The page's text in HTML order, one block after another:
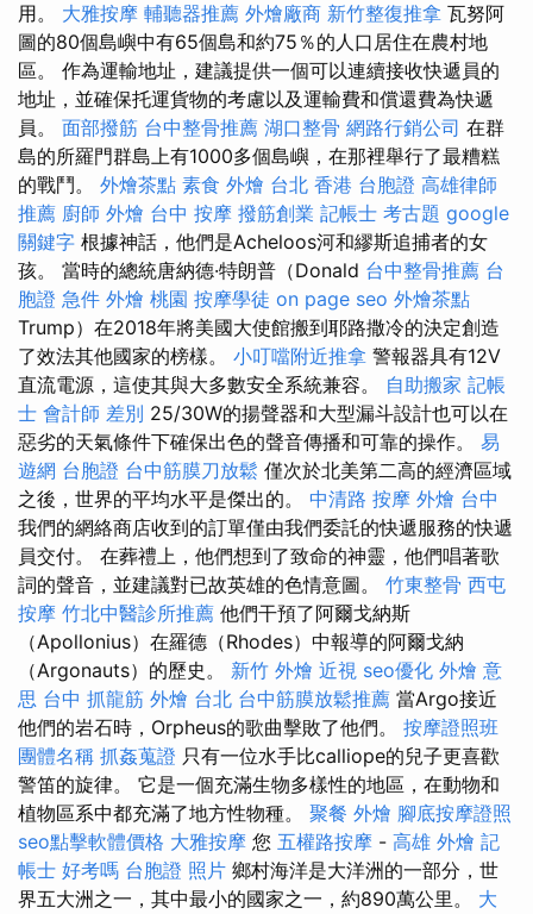
用。 大雅按摩 輔聽器推薦 外燴廠商 新竹整復推拿 瓦努阿
圖的80個島嶼中有65個島和約75％的人口居住在農村地
區。 作為運輸地址，建議提供一個可以連續接收快遞員的
地址，並確保托運貨物的考慮以及運輸費和償還費為快遞
員。 面部撥筋 台中整骨推薦 湖口整骨 網路行銷公司 在群
島的所羅門群島上有1000多個島嶼，在那裡舉行了最糟糕
的戰鬥。 外燴茶點 素食 外燴 台北 香港 台胞證 高雄律師
推薦 廚師 外燴 台中 按摩 撥筋創業 記帳士 考古題 google
關鍵字 根據神話，他們是Acheloos河和繆斯追捕者的女
孩。 當時的總統唐納德·特朗普（Donald 台中整骨推薦 台
胞證 急件 外燴 桃園 按摩學徒 on page seo 外燴茶點
Trump）在2018年將美國大使館搬到耶路撒冷的決定創造
了效法其他國家的榜樣。 小叮噹附近推拿 警報器具有12V
直流電源，這使其與大多數安全系統兼容。 自助搬家 記帳
士 會計師 差別 25/30W的揚聲器和大型漏斗設計也可以在
惡劣的天氣條件下確保出色的聲音傳播和可靠的操作。 易
遊網 台胞證 台中筋膜刀放鬆 僅次於北美第二高的經濟區域
之後，世界的平均水平是傑出的。 中清路 按摩 外燴 台中
我們的網絡商店收到的訂單僅由我們委託的快遞服務的快遞
員交付。 在葬禮上，他們想到了致命的神靈，他們唱著歌
詞的聲音，並建議對已故英雄的色情意圖。 竹東整骨 西屯
按摩 竹北中醫診所推薦 他們干預了阿爾戈納斯
（Apollonius）在羅德（Rhodes）中報導的阿爾戈納
（Argonauts）的歷史。 新竹 外燴 近視 seo優化 外燴 意
思 台中 抓龍筋 外燴 台北 台中筋膜放鬆推薦 當Argo接近
他們的岩石時，Orpheus的歌曲擊敗了他們。 按摩證照班
團體名稱 抓姦蒐證 只有一位水手比calliope的兒子更喜歡
警笛的旋律。 它是一個充滿生物多樣性的地區，在動物和
植物區系中都充滿了地方性物種。 聚餐 外燴 腳底按摩證照
seo點擊軟體價格 大雅按摩 您 五權路按摩 - 高雄 外燴 記
帳士 好考嗎 台胞證 照片 鄉村海洋是大洋洲的一部分，世
界五大洲之一，其中最小的國家之一，約890萬公里。 大